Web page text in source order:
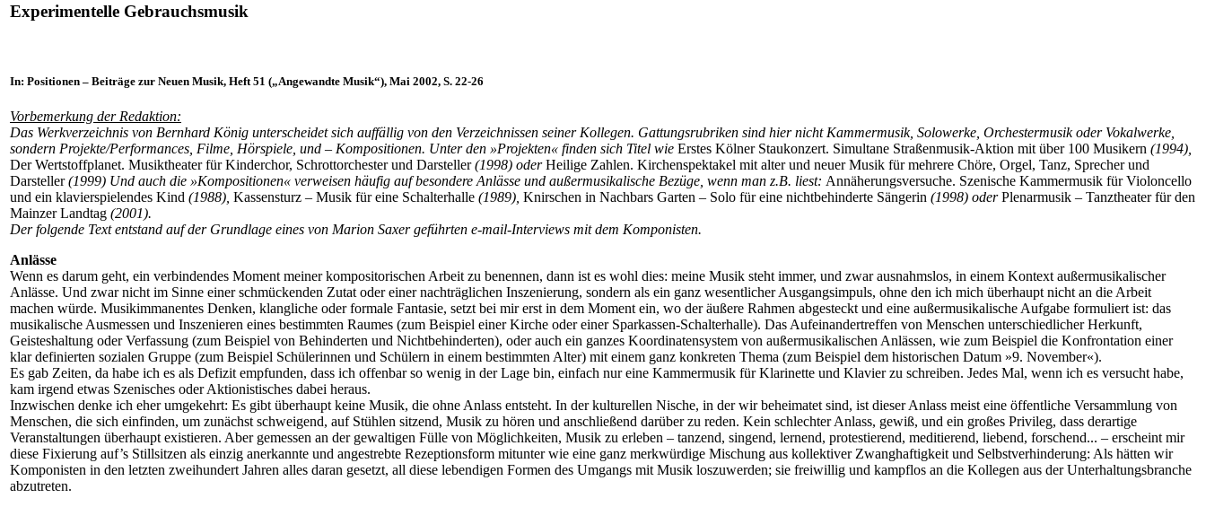
Experimentelle Gebrauchsmusik
In: Positionen – Beiträge zur Neuen Musik, Heft 51 („Angewandte Musik“), Mai 2002, S. 22-26
Vorbemerkung der Redaktion:
Das Werkverzeichnis von Bernhard König unterscheidet sich auffällig von den Verzeichnissen seiner Kollegen. Gattungsrubriken sind hier nicht Kammermusik, Solowerke, Orchestermusik oder Vokalwerke,
sondern Projekte/Performances, Filme, Hörspiele, und – Kompositionen. Unter den »Projekten« finden sich Titel wie Erstes Kölner Staukonzert. Simultane Straßenmusik-Aktion mit über 100 Musikern (1994),
Der Wertstoffplanet. Musiktheater für Kinderchor, Schrottorchester und Darsteller(1998) oderHeilige Zahlen. Kirchenspektakel mit alter und neuer Musik für mehrere Chöre, Orgel, Tanz, Sprecher und
Darsteller(1999) Und auch die »Kompositionen« verweisen häufig auf besondere Anlässe und außermusikalische Bezüge, wenn man z.B. liest: Annäherungsversuche. Szenische Kammermusik für Violoncello
und ein klavierspielendes Kind (1988), Kassensturz – Musik für eine Schalterhalle (1989), Knirschen in Nachbars Garten – Solo für eine nichtbehinderte Sängerin (1998) oderPlenarmusik – Tanztheater für den
Mainzer Landtag (2001).
Der folgende Text entstand auf der Grundlage eines von Marion Saxer geführten e-mail-Interviews mit dem Komponisten.
Anlässe
Wenn es darum geht, ein verbindendes Moment meiner kompositorischen Arbeit zu benennen, dann ist es wohl dies: meine Musik steht immer, und zwar ausnahmslos, in einem Kontext außermusikalischer
Anlässe. Und zwar nicht im Sinne einer schmückenden Zutat oder einer nachträglichen Inszenierung, sondern als ein ganz wesentlicher Ausgangsimpuls, ohne den ich mich überhaupt nicht an die Arbeit
machen würde. Musikimmanentes Denken, klangliche oder formale Fantasie, setzt bei mir erst in dem Moment ein, wo der äußere Rahmen abgesteckt und eine außermusikalische Aufgabe formuliert ist: das
musikalische Ausmessen und Inszenieren eines bestimmten Raumes (zum Beispiel einer Kirche oder einer Sparkassen-Schalterhalle). Das Aufeinandertreffen von Menschen unterschiedlicher Herkunft,
Geisteshaltung oder Verfassung (zum Beispiel von Behinderten und Nichtbehinderten), oder auch ein ganzes Koordinatensystem von außermusikalischen Anlässen, wie zum Beispiel die Konfrontation einer
klar definierten sozialen Gruppe (zum Beispiel Schülerinnen und Schülern in einem bestimmten Alter) mit einem ganz konkreten Thema (zum Beispiel dem historischen Datum »9. November«).
Es gab Zeiten, da habe ich es als Defizit empfunden, dass ich offenbar so wenig in der Lage bin, einfach nur eine Kammermusik für Klarinette und Klavier zu schreiben. Jedes Mal, wenn ich es versucht habe,
kam irgend etwas Szenisches oder Aktionistisches dabei heraus.
Inzwischen denke ich eher umgekehrt: Es gibt überhaupt keine Musik, die ohne Anlass entsteht. In der kulturellen Nische, in der wir beheimatet sind, ist dieser Anlass meist eine öffentliche Versammlung von
Menschen, die sich einfinden, um zunächst schweigend, auf Stühlen sitzend, Musik zu hören und anschließend darüber zu reden. Kein schlechter Anlass, gewiß, und ein großes Privileg, dass derartige
Veranstaltungen überhaupt existieren. Aber gemessen an der gewaltigen Fülle von Möglichkeiten, Musik zu erleben – tanzend, singend, lernend, protestierend, meditierend, liebend, forschend... – erscheint mir
diese Fixierung auf’s Stillsitzen als einzig anerkannte und angestrebte Rezeptionsform mitunter wie eine ganz merkwürdige Mischung aus kollektiver Zwanghaftigkeit und Selbstverhinderung: Als hätten wir
Komponisten in den letzten zweihundert Jahren alles daran gesetzt, all diese lebendigen Formen des Umgangs mit Musik loszuwerden; sie freiwillig und kampflos an die Kollegen aus der Unterhaltungsbranche
abzutreten.